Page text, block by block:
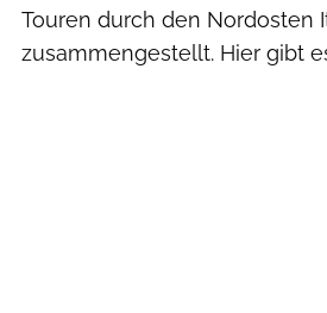
Touren durch den Nordosten
zusammengestellt. Hier gibt